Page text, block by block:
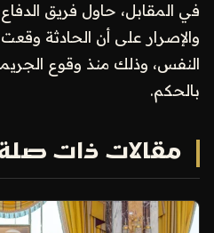
في المقابل، حاول فريق
والإصرار على أن الحادثة
النفس، وذلك منذ وقوع
بالحكم.
مقالات ذات